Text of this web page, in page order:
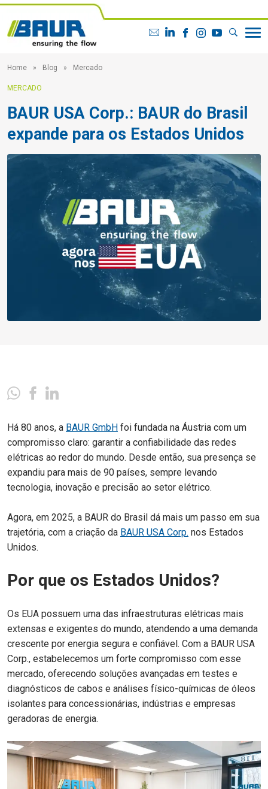
Home Blog Mercado
MERCADO
BAUR USA Corp.: BAUR do Brasil
expande para os Estados Unidos
Há 80 anos, a BAUR GmbH foi fundada na Áustria com um
compromisso claro: garantir a confiabilidade das redes
elétricas ao redor do mundo. Desde então, sua presença se
expandiu para mais de 90 países, sempre levando
tecnologia, inovação e precisão ao setor elétrico.
Agora, em 2025, a BAUR do Brasil dá mais um passo em sua
trajetória, com a criação da BAUR USA Corp. nos Estados
Unidos.
Por que os Estados Unidos?
Os EUA possuem uma das infraestruturas elétricas mais
extensas e exigentes do mundo, atendendo a uma demanda
crescente por energia segura e confiável. Com a BAUR USA
Corp., estabelecemos um forte compromisso com esse
mercado, oferecendo soluções avançadas em testes e
diagnósticos de cabos e análises físico-químicas de óleos
isolantes para concessionárias, indústrias e empresas
geradoras de energia.